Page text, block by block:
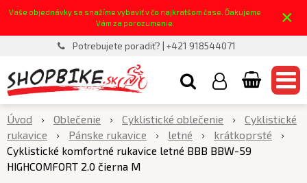
Vaše objednávky sa snažíme vybaviť v čo najkratšom čase. Ďakujeme
Vám za porozumenie.
×
Potrebujete poradiť? | +421 918544071
Úvod Oblečenie Cyklistické oblečenie
Cyklistické
rukavice
Pánske rukavice letné
krátkoprsté
Cyklistické komfortné rukavice letné BBB BBW-59
HIGHCOMFORT 2.0 čierna M